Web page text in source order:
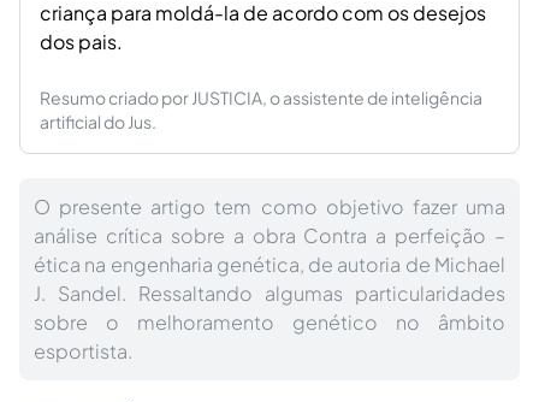
criança para moldá-la de acordo com os desejos
dos pais.
Resumo criado por JUSTICIA, o assistente de inteligência
artificial do Jus.
O presente artigo tem como objetivo fazer uma
análise crítica sobre a obra Contra a perfeição –
ética na engenharia genética, de autoria de Michael
J. Sandel. Ressaltando algumas particularidades
sobre o melhoramento genético no âmbito
esportista.